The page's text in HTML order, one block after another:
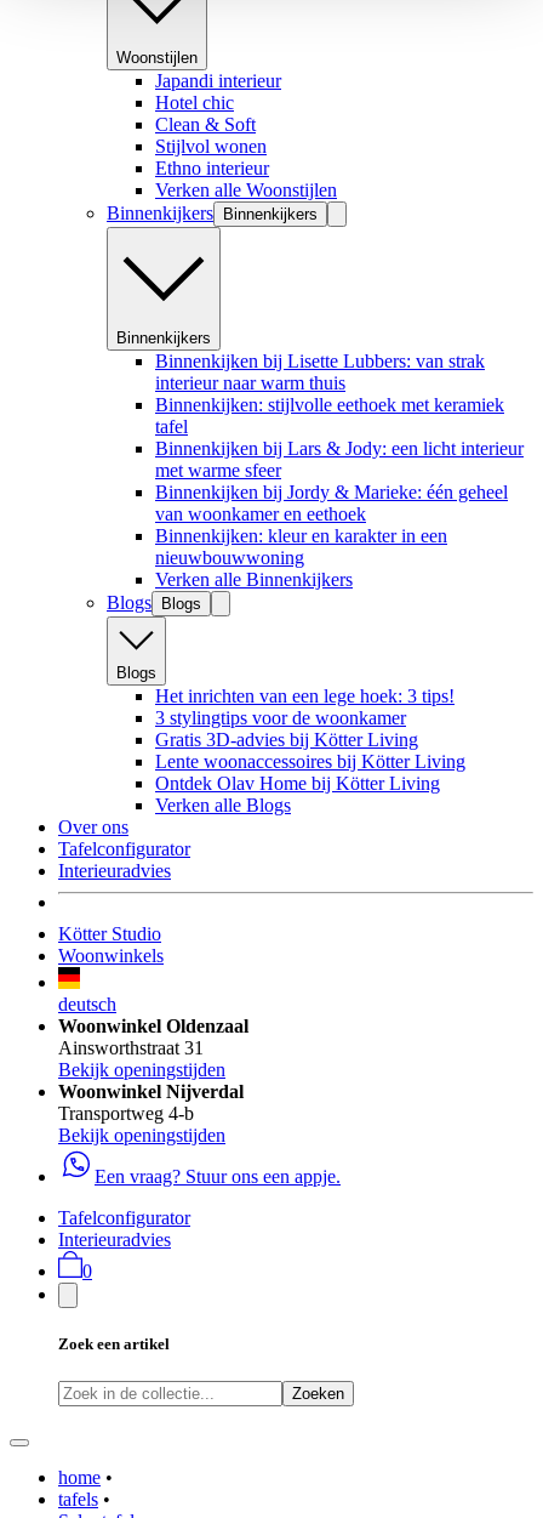
Woonstijlen
Japandi interieur
Hotel chic
Clean & Soft
Stijlvol wonen
Ethno interieur
Verken alle Woonstijlen
Binnenkijkers
Binnenkijkers
Binnenkijkers
Binnenkijken bij Lisette Lubbers: van strak
interieur naar warm thuis
Binnenkijken: stijlvolle eethoek met keramiek
tafel
Binnenkijken bij Lars & Jody: een licht interieur
met warme sfeer
Binnenkijken bij Jordy & Marieke: één geheel
van woonkamer en eethoek
Binnenkijken: kleur en karakter in een
nieuwbouwwoning
Verken alle Binnenkijkers
Blogs
Blogs
Blogs
Het inrichten van een lege hoek: 3 tips!
3 stylingtips voor de woonkamer
Gratis 3D-advies bij Kötter Living
Lente woonaccessoires bij Kötter Living
Ontdek Olav Home bij Kötter Living
Verken alle Blogs
Over ons
Tafelconfigurator
Interieuradvies
Kötter Studio
Woonwinkels
deutsch
Woonwinkel Oldenzaal
Ainsworthstraat 31
Bekijk openingstijden
Woonwinkel Nijverdal
Transportweg 4-b
Bekijk openingstijden
Een vraag? Stuur ons een appje.
Tafelconfigurator
Interieuradvies
0
Zoek een artikel
Zoeken
home •
tafels •